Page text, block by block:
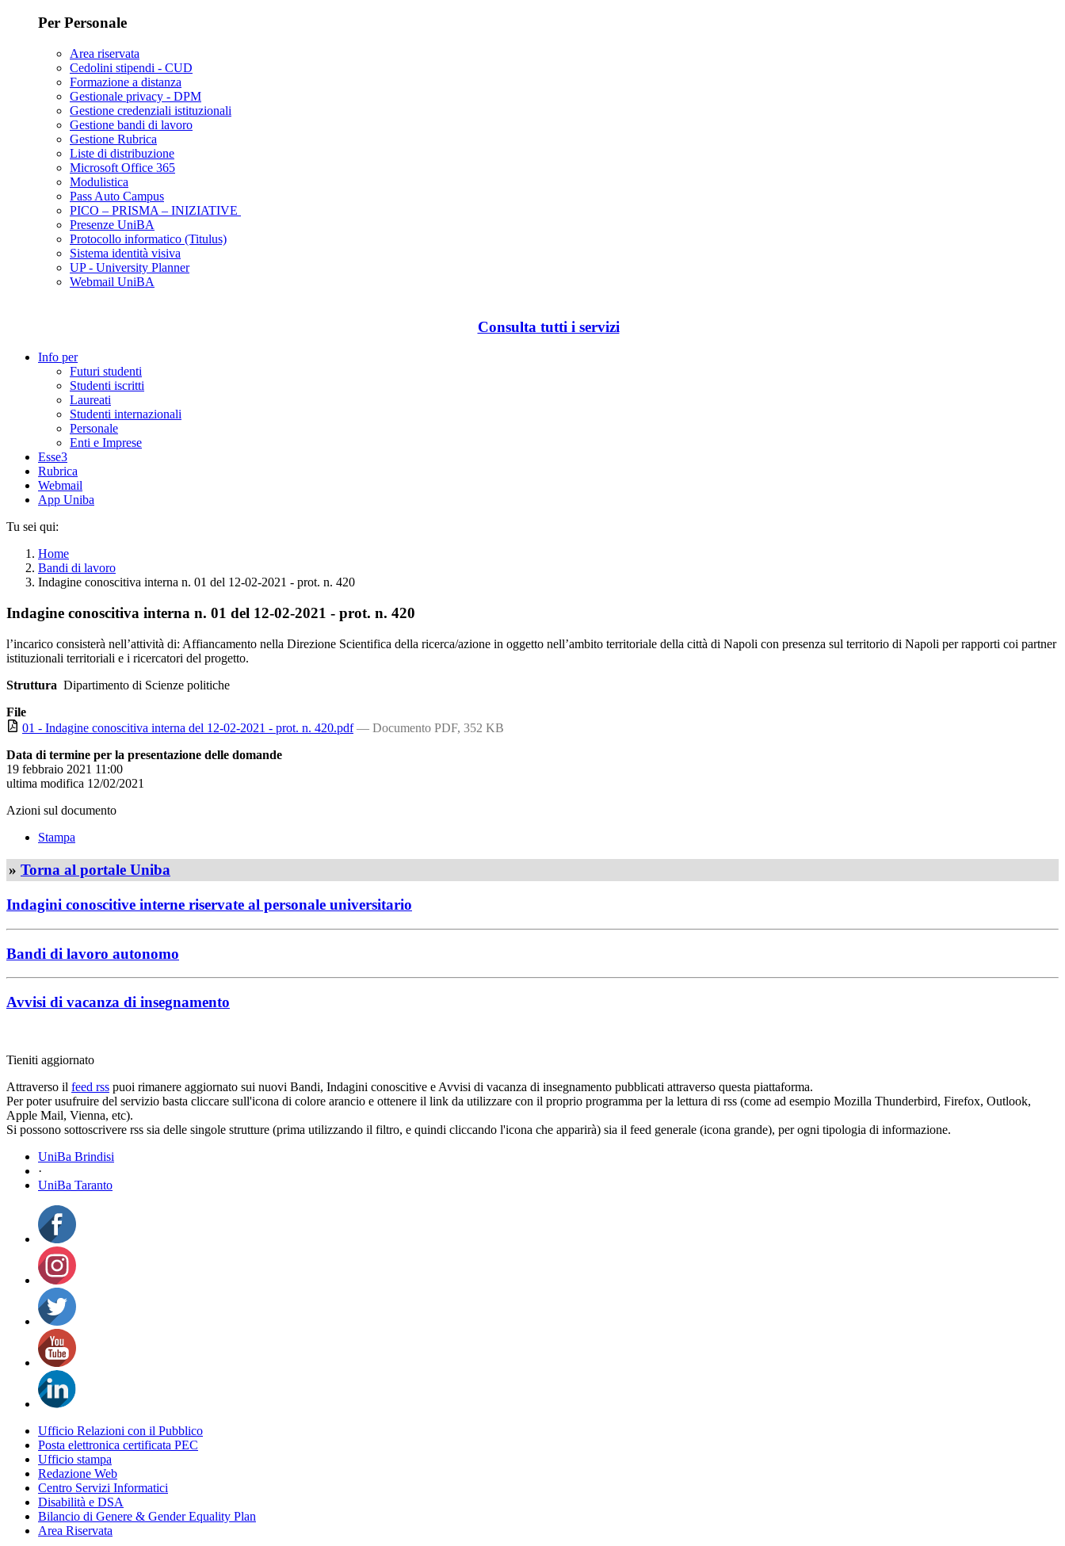
Per Personale
Area riservata
Cedolini stipendi - CUD
Formazione a distanza
Gestionale privacy - DPM
Gestione credenziali istituzionali
Gestione bandi di lavoro
Gestione Rubrica
Liste di distribuzione
Microsoft Office 365
Modulistica
Pass Auto Campus
PICO – PRISMA – INIZIATIVE
Presenze UniBA
Protocollo informatico (Titulus)
Sistema identità visiva
UP - University Planner
Webmail UniBA
Consulta tutti i servizi
Info per
Futuri studenti
Studenti iscritti
Laureati
Studenti internazionali
Personale
Enti e Imprese
Esse3
Rubrica
Webmail
App Uniba
Tu sei qui:
Home
Bandi di lavoro
Indagine conoscitiva interna n. 01 del 12-02-2021 - prot. n. 420
Indagine conoscitiva interna n. 01 del 12-02-2021 - prot. n. 420
l’incarico consisterà nell’attività di: Affiancamento nella Direzione Scientifica della ricerca/azione in oggetto nell’ambito territoriale della città di Napoli con presenza sul territorio di Napoli per rapporti coi partner
istituzionali territoriali e i ricercatori del progetto.
Struttura Dipartimento di Scienze politiche
File
01 - Indagine conoscitiva interna del 12-02-2021 - prot. n. 420.pdf — Documento PDF, 352 KB
Data di termine per la presentazione delle domande
19 febbraio 2021 11:00
ultima modifica 12/02/2021
Azioni sul documento
Stampa
» Torna al portale Uniba
Indagini conoscitive interne riservate al personale universitario
Bandi di lavoro autonomo
Avvisi di vacanza di insegnamento
Tieniti aggiornato
Attraverso il feed rss puoi rimanere aggiornato sui nuovi Bandi, Indagini conoscitive e Avvisi di vacanza di insegnamento pubblicati attraverso questa piattaforma.
Per poter usufruire del servizio basta cliccare sull'icona di colore arancio e ottenere il link da utilizzare con il proprio programma per la lettura di rss (come ad esempio Mozilla Thunderbird, Firefox, Outlook,
Apple Mail, Vienna, etc).
Si possono sottoscrivere rss sia delle singole strutture (prima utilizzando il filtro, e quindi cliccando l'icona che apparirà) sia il feed generale (icona grande), per ogni tipologia di informazione.
UniBa Brindisi
·
UniBa Taranto
Ufficio Relazioni con il Pubblico
Posta elettronica certificata PEC
Ufficio stampa
Redazione Web
Centro Servizi Informatici
Disabilità e DSA
Bilancio di Genere & Gender Equality Plan
Area Riservata